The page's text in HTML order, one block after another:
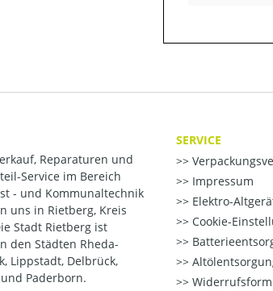
Reparaturen und
Service im Bereich
- und Kommunaltechnik
uns in Rietberg, Kreis
Stadt Rietberg ist
den Städten Rheda-
Lippstadt, Delbrück,
Paderborn.
SERVICE
Impressum
Elektro-
Cookie-